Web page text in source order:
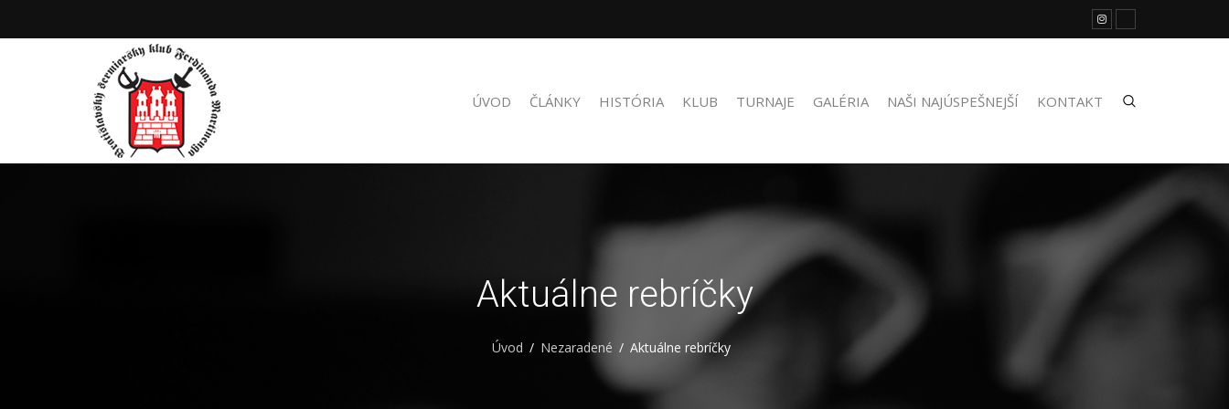
ÚVOD ČLÁNKY HISTÓRIA KLUB TURNAJE GALÉRIA NAŠI NAJÚSPEŠNEJŠÍ KONTAKT
Aktuálne rebríčky
Úvod Nezaradené Aktuálne rebríčky